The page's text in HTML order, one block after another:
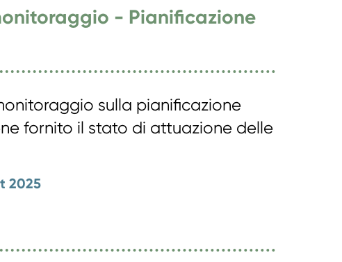
- Pianificazione
sulla pianificazione
fornito il stato di attuazione delle
2025